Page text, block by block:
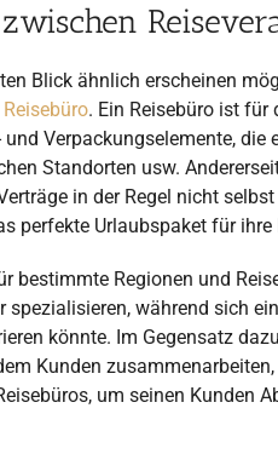
Blick ähnlich erscheinen
Reisebüro. Ein Reisebüro ist
Verpackungselemente,
Standorten usw.
in der Regel nicht
perfekte Urlaubspaket für
bestimmte Regionen und
spezialisieren, während sich
könnte. Im Gegensatz
Kunden
um seinen Kunden